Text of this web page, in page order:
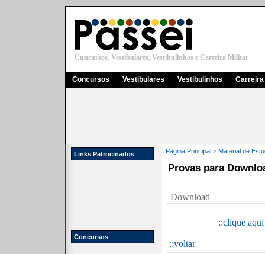
Cuncursos, Vestibulares, Vestibulinhos e Carreira Militar
Concursos Vestibulares Vestibulinhos
Links Patrocinados
Concursos
Página Principal > Material de
Provas para
Download
::clique
::voltar